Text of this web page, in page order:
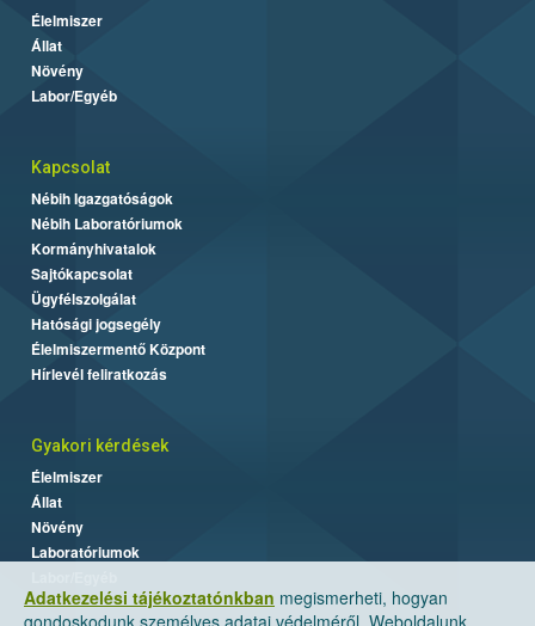
Adatkezelési tájékoztatónkban megismerheti, hogyan
gondoskodunk személyes adatai védelméről. Weboldalunk
Élelmiszer
Állat
Növény
Labor/Egyéb
Kapcsolat
Nébih Igazgatóságok
Nébih Laboratóriumok
Kormányhivatalok
Sajtókapcsolat
Ügyfélszolgálat
Hatósági jogsegély
Élelmiszermentő Központ
Hírlevél feliratkozás
Gyakori kérdések
Élelmiszer
Állat
Növény
Laboratóriumok